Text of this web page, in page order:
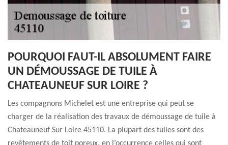
POURQUOI FAUT-IL ABSOLUMENT FAIRE
UN DÉMOUSSAGE DE TUILE À
CHATEAUNEUF SUR LOIRE ?
Les compagnons Michelet est une entreprise qui peut se
charger de la réalisation des travaux de démoussage de tuile à
Chateauneuf Sur Loire 45110. La plupart des tuiles sont des